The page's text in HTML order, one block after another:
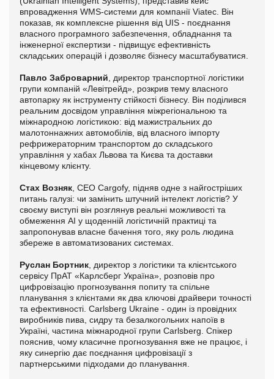
впровадження WMS-системи для компанії Viatec. Він
показав, як комплексне рішення від UIS - поєднання
власного програмного забезпечення, обладнання та
інженерної експертизи - підвищує ефективність
складських операцій і дозволяє бізнесу масштабуватися.
Павло Заброварний , директор транспортної логістики
групи компаній «Левітрейд», розкрив тему власного
автопарку як інструменту стійкості бізнесу. Він поділився
реальним досвідом управління міжрегіональною та
міжнародною логістикою: від мажистральних до
малотоннажних автомобілів, від власного імпорту
рефрижераторним транспортом до складського
управління у хабах Львова та Києва та доставки
кінцевому клієнту.
Стах Возняк , CEO Cargofy, підняв одне з найгостріших
питань галузі: чи замінить штучний інтелект логістів? У
своєму виступі він розглянув реальні можливості та
обмеження AI у щоденній логістичній практиці та
запропонував власне бачення того, яку роль людина
збереже в автоматизованих системах.
Руслан Бортник , директор з логістики та клієнтського
сервісу ПрАТ «Карлсберг Україна», розповів про
цифровізацію прогнозування попиту та спільне
планування з клієнтами як два ключові драйвери точності
та ефективності. Carlsberg Ukraine - один із провідних
виробників пива, сидру та безалкогольних напоїв в
Україні, частина міжнародної групи Carlsberg. Спікер
пояснив, чому класичне прогнозування вже не працює, і
яку синергію дає поєднання цифровізації з
партнерськими підходами до планування.